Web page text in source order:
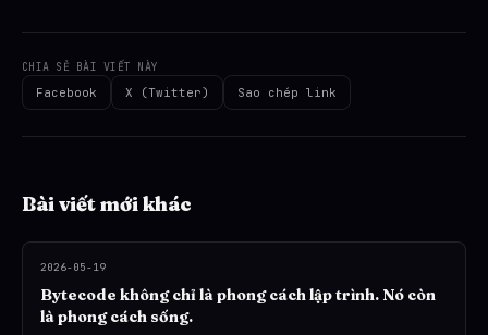
CHIA SẺ BÀI VIẾT NÀY
Facebook X (Twitter) Sao chép link
Bài viết mới khác
2026-05-19
Bytecode không chỉ là phong cách lập trình. Nó còn
là phong cách sống.